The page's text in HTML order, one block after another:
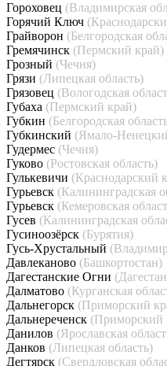
Гороховец (Владимирская
Горячий Ключ
Грайворон (Белгородская
Гремячинск (Пермский край)
Грозный (Чечня)
Грязи (Липецкая область)
Грязовец (Вологодская
Губаха (Пермский край)
Губкин (Белгородская
Губкинский (Ямало-
Гудермес (Чечня)
Гуково (Ростовская область)
Гулькевичи (Краснодарский
Гурьевск (Калининградская
Гурьевск (Кемеровская
Гусев (Калининградская
Гусиноозёрск (Бурятия)
Гусь-Хрустальный
Давлеканово (Башкортостан)
Дагестанские Огни
Далматово (Курганская
Дальнегорск (Приморский
Дальнереченск (Приморский
Данилов (Ярославская
Данков (Липецкая область)
Дегтярск (Свердловская